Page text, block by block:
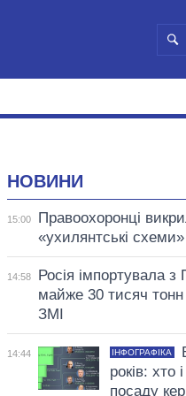
НОВИНИ
15:00
Правоохоронці
«ухилянтські
14:58
Росія імпортувала з
майже 30 тисяч тонн
ЗМІ
14:44 ІНФОГРАФІКА
років: хто
посаду